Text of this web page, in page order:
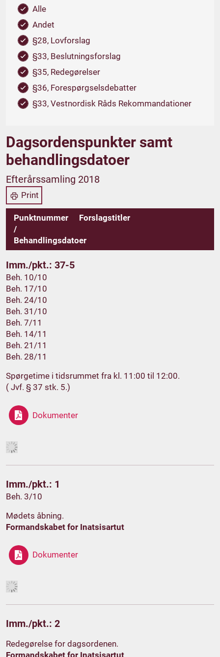
Alle
Andet
§28, Lovforslag
§33, Beslutningsforslag
§35, Redegørelser
§36, Forespørgselsdebatter
§33, Vestnordisk Råds Rekommandationer
Dagsordenspunkter samt
behandlingsdatoer
Efterårssamling 2018
Print
Punktnummer
/
Behandlingsdatoer
Forslagstitler
Imm./pkt.: 37-5
Beh. 10/10
Beh. 17/10
Beh. 24/10
Beh. 31/10
Beh. 7/11
Beh. 14/11
Beh. 21/11
Beh. 28/11
Spørgetime i tidsrummet fra kl. 11:00 til 12:00.
( Jvf. § 37 stk. 5.)
Dokumenter
Imm./pkt.: 1
Beh. 3/10
Mødets åbning.
Formandskabet for Inatsisartut
Dokumenter
Imm./pkt.: 2
Redegørelse for dagsordenen.